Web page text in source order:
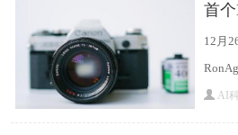
首
12月
AI